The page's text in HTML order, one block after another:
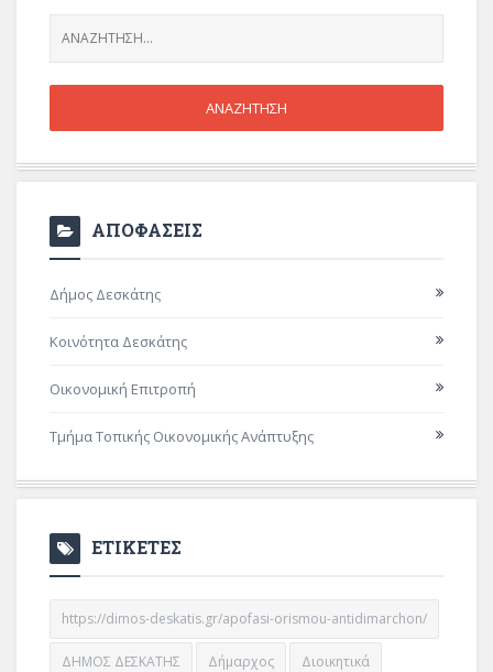
ΑΠΟΦΑΣΕΙΣ
Δήμος Δεσκάτης
Κοινότητα Δεσκάτης
Οικονομική Επιτροπή
Τμήμα Τοπικής Οικονομικής Ανάπτυξης
ΕΤΙΚΕΤΕΣ
https://dimos-deskatis.gr/apofasi-orismou-antidimarchon/
ΔΗΜΟΣ ΔΕΣΚΑΤΗΣ Δήμαρχος Διοικητικά